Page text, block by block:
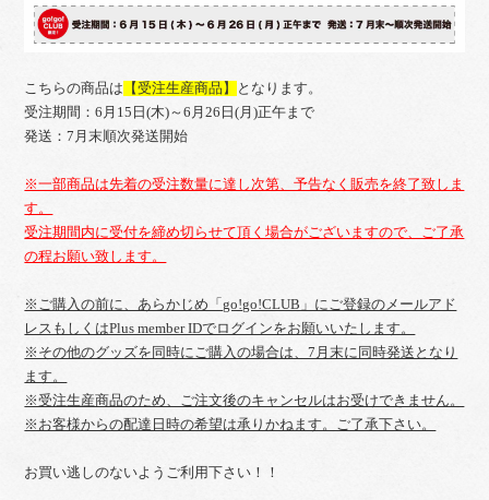
こちらの商品は 【受注生産商品】
となります。
受注期間：6月15日(木)～6月26日(月)正午まで
発送：7月末順次発送開始
※一部商品は先着の受注数量に達し次第、予告なく販売を終了致しま
す。
受注期間内に受付を締め切らせて頂く場合がございますので、ご了承
の程お願い致します。
※ご購入の前に、あらかじめ「go!go!CLUB」にご登録のメールアド
レスもしくはPlus member IDでログインをお願いいたします。
※その他のグッズを同時にご購入の場合は、7月末に同時発送となり
ます。
※受注生産商品のため、ご注文後のキャンセルはお受けできません。
※お客様からの配達日時の希望は承りかねます。ご了承下さい。
お買い逃しのないようご利用下さい！！